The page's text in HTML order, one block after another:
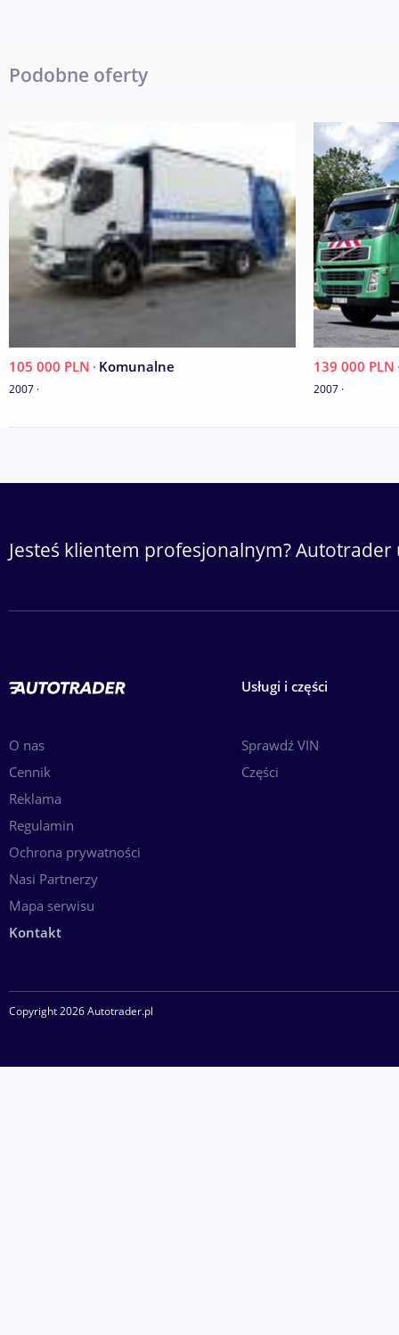
Podobne oferty
105 000 PLN · Komunalne
2007 ·
139 000 PLN
2007 ·
Jesteś klientem profesjonalnym?
O nas
Cennik
Reklama
Regulamin
Ochrona prywatności
Nasi Partnerzy
Mapa serwisu
Kontakt
Usługi i części
Sprawdź VIN
Części
Copyright 2026 Autotrader.pl